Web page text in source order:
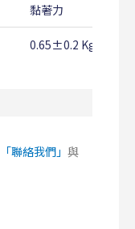
黏著力
0.65±0.2 Kg/25mm
「聯絡我們」 與